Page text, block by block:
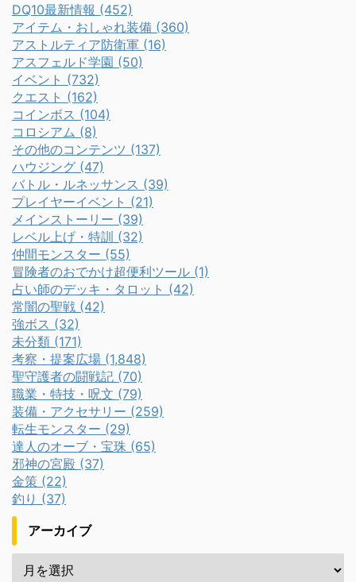
DQ10最新情報 (452)
アイテム・おしゃれ装備 (360)
アストルティア防衛軍 (16)
アスフェルド学園 (50)
イベント (732)
クエスト (162)
コインボス (104)
コロシアム (8)
その他のコンテンツ (137)
ハウジング (47)
バトル・ルネッサンス (39)
プレイヤーイベント (21)
メインストーリー (39)
レベル上げ・特訓 (32)
仲間モンスター (55)
冒険者のおでかけ超便利ツール (1)
占い師のデッキ・タロット (42)
常闇の聖戦 (42)
強ボス (32)
未分類 (171)
考察・提案広場 (1,848)
聖守護者の闘戦記 (70)
職業・特技・呪文 (79)
装備・アクセサリー (259)
転生モンスター (29)
達人のオーブ・宝珠 (65)
邪神の宮殿 (37)
金策 (22)
釣り (37)
アーカイブ